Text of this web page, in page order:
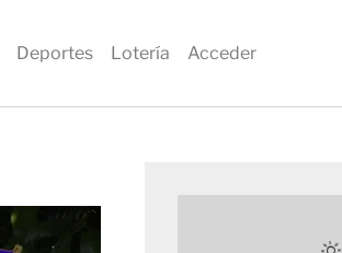
Deportes Lotería Acceder